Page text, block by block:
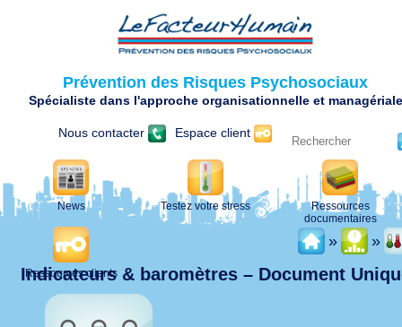
Prévention des Risques Psychosociaux
Spécialiste dans l'approche organisationnelle et managériale
Espace client
Nous contacter
News Testez votre stress
Ressources
documentaires
Ressources clients
» »
Indicateurs & baromètres – Document